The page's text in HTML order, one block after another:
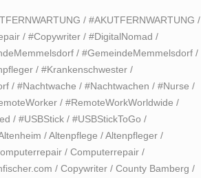
/ #AKUTFERNWARTUNG /
/ #Copywriter / #DigitalNomad /
/ #GemeindeMemmelsdorf /
/ #Krankenschwester /
/ #Nachtwache / #Nachtwachen / #Nurse /
/ #RemoteWorkWorldwide /
/ #USBStick / #USBStickToGo /
/Altenpflege /Altenpfleger /
/ Computerrepair /
/ Copywriter / County Bamberg /